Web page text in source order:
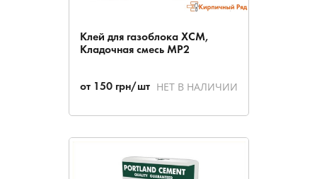
Клей для газоблока ХСМ,
Кладочная смесь МР2
от 150 грн/шт НЕТ В НАЛИЧИИ